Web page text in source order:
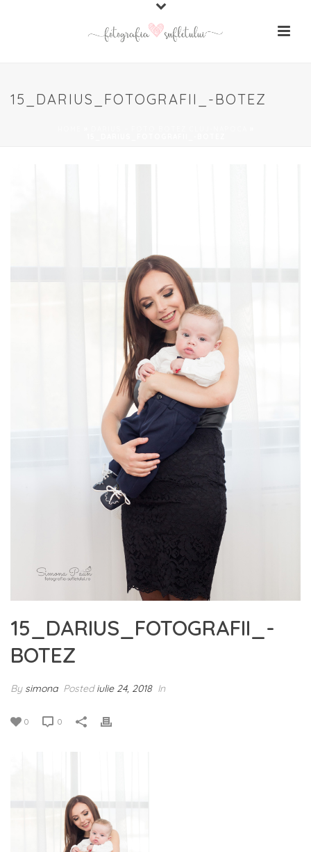
15_DARIUS_FOTOGRAFII_-BOTEZ
15_DARIUS_FOTOGRAFII_-
BOTEZ
By simona Postediulie 24, 2018 In
0 0